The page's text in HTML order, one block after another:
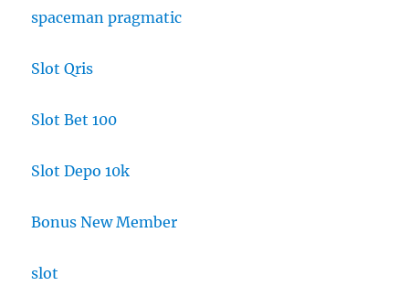
spaceman pragmatic
Slot Qris
Slot Bet 100
Slot Depo 10k
Bonus New Member
slot